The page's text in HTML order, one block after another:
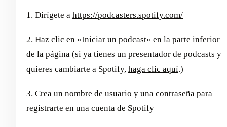
1. Dirígete a https://podcasters.spotify.com/
2. Haz clic en «Iniciar un podcast» en la parte inferior
de la página (si ya tienes un presentador de podcasts y
quieres cambiarte a Spotify, haga clic aquí.)
3. Crea un nombre de usuario y una contraseña para
registrarte en una cuenta de Spotify